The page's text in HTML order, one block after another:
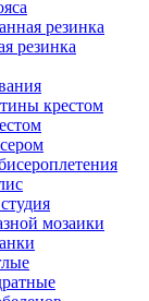
резинка
резинка
крестом
мозаики